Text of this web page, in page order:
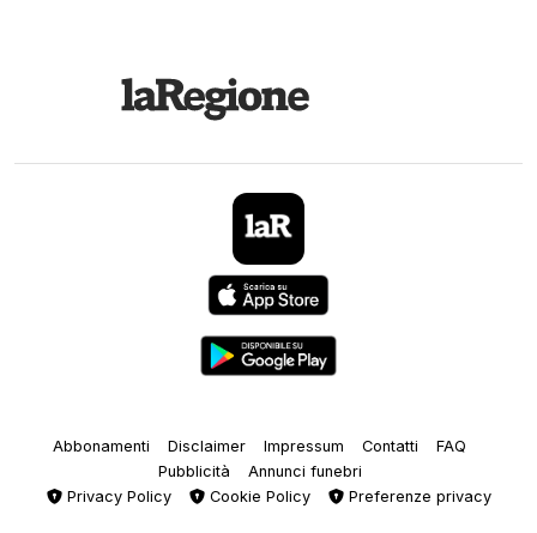
Abbonamenti Disclaimer Impressum Contatti
FAQ
Pubblicità
Annunci funebri
Privacy Policy
Cookie Policy Preferenze privacy